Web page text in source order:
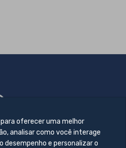
oferecer uma melhor
analisar como você interage
desempenho e personalizar o